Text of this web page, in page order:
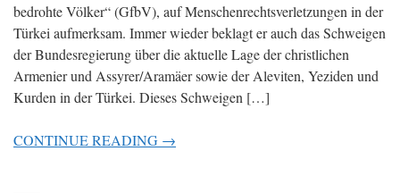
bedrohte Völker“ (GfbV), auf Menschenrechtsverletzungen in der
Türkei aufmerksam. Immer wieder beklagt er auch das Schweigen
der Bundesregierung über die aktuelle Lage der christlichen
Armenier und Assyrer/Aramäer sowie der Aleviten, Yeziden und
Kurden in der Türkei. Dieses Schweigen […]
CONTINUE READING →